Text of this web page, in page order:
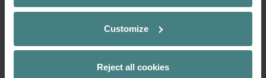
Customize
Reject all cookies
Slow Office